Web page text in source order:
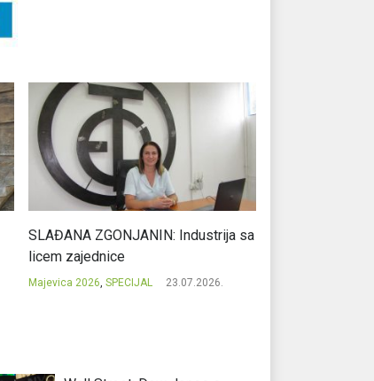
SLAĐANA ZGONJANIN: Industrija sa
licem zajednice
Majevica 2026, SPECIJAL 23.07.2026.